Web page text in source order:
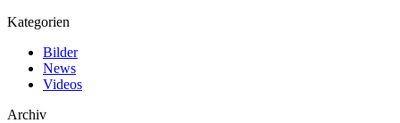
Kategorien
Bilder
News
Videos
Archiv